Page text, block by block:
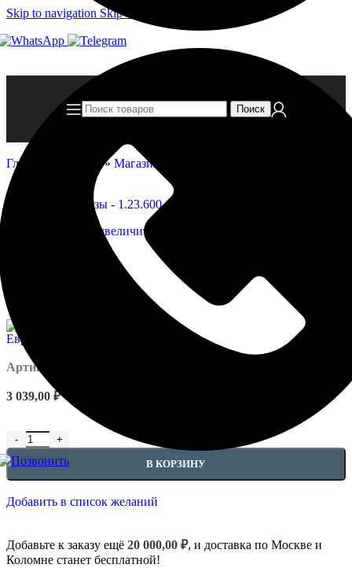
Skip to navigation Skip to main content
Поиск
Главная страница » Магазин
Нажмите, чтобы увеличить
Артикул:
3 039,00 ₽
В КОРЗИНУ
Добавить в список желаний
Добавьте к заказу ещё 20 000,00 ₽, и доставка по Москве и
Коломне станет бесплатной!